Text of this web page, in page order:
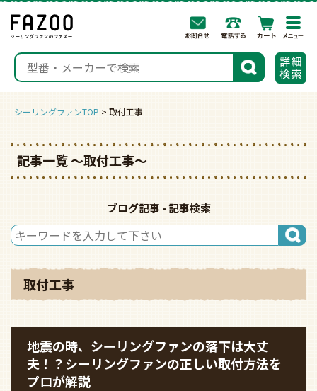
検索
シーリングファンTOP 取付工事
記事一覧 〜取付工事〜
ブログ記事 - 記事検索
取付工事
地震の時、シーリングファンの落下は大丈
夫！？シーリングファンの正しい取付方法を
プロが解説